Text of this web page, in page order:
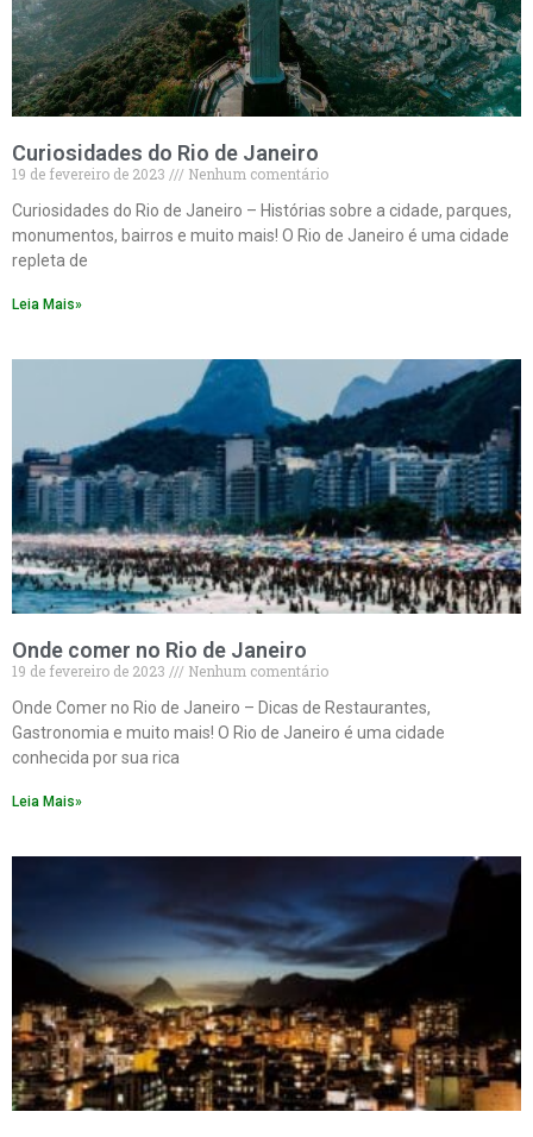
Curiosidades do Rio de Janeiro
19 de fevereiro de 2023
Nenhum comentário
Curiosidades do Rio de Janeiro – Histórias sobre a cidade, parques,
monumentos, bairros e muito mais! O Rio de Janeiro é uma cidade
repleta de
Leia Mais»
Onde comer no Rio de Janeiro
19 de fevereiro de 2023
Nenhum comentário
Onde Comer no Rio de Janeiro – Dicas de Restaurantes,
Gastronomia e muito mais! O Rio de Janeiro é uma cidade
conhecida por sua rica
Leia Mais»